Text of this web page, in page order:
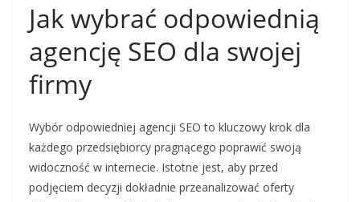
Jak wybrać odpowiednią
agencję SEO dla swojej
firmy
Wybór odpowiedniej agencji SEO to kluczowy krok dla
każdego przedsiębiorcy pragnącego poprawić swoją
widoczność w internecie. Istotne jest, aby przed
podjęciem decyzji dokładnie przeanalizować oferty